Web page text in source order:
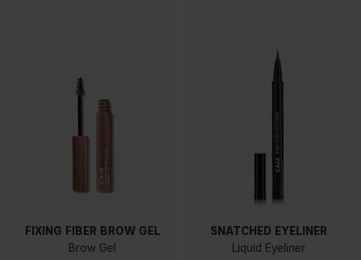
FIXING FIBER BROW GEL
Brow Gel
SNATCHED EYELINER
Liquid Eyeliner